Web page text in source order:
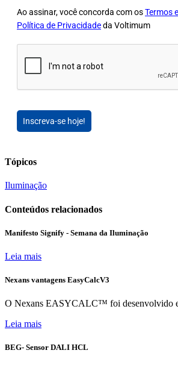
Ao assinar, você concorda com osTermos
Política de Privacidadeda Voltimum
Inscreva-se hoje!
Tópicos
Iluminação
Conteúdos relacionados
Manifesto Signify - Semana da Iluminação
Leia mais
Nexans vantagens EasyCalcV3
O Nexans EASYCALC™ foi desenvolvido
Leia mais
BEG- Sensor DALI HCL